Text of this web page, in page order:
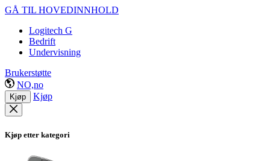
GÅ TIL HOVEDINNHOLD
Logitech G
Bedrift
Undervisning
Brukerstøtte
NO,no
Kjøp Kjøp
Kjøp etter kategori